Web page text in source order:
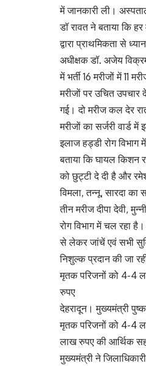
में जानकारी ली।
डॉ रावत ने बताया कि
द्वारा प्राथमिकता से
अधीक्षक डॉ. अजेय
में भर्ती 16 मरीजों में 11
मरीजों पर उचित
गई। दो मरीज कल देर
मरीजों का सर्जरी वार्ड
इलाज हड्डी रोग विभाग
बताया कि घायल किशन
को छुट्टी दे दी है और
विमला, तन्नू, सारदा का
तीन मरीज दीपा देवी,
रोग विभाग में चल रहा
से लेकर जांचें एवं सभी
निशुल्क प्रदान की जा
मृतक परिजनों को 4-4
रुपए
देहरादून। मुख्यमंत्री
मृतक परिजनों को 4-4
लाख रुपए की आर्थिक
मुख्यमंत्री ने